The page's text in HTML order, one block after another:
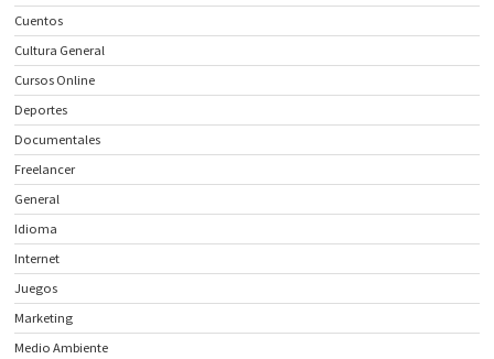
Cuentos
Cultura General
Cursos Online
Deportes
Documentales
Freelancer
General
Idioma
Internet
Juegos
Marketing
Medio Ambiente